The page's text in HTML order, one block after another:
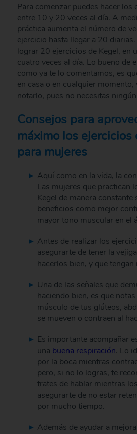
Para comenzar puedes hacer los
entre 10 y 20 veces al día. A
práctica aumenta el número de
ejercicio hasta llegar a 20
lograr 20 ejercicios de Kegel, en
cuatro veces al día. Lo bueno de
como ya te lo comentamos, es
en casa o en cualquier momento,
notarlo, pues no necesitas
Consejos para
máximo los ejercicios
para mujeres
Aquí como en la vida, la
Las mujeres que practican
Kegel de manera
beneficios como mejor
mayor tono muscular en el
Antes de realizar los
asegurarte de tener la
hacerlos bien, y que
Una de las señales que
haciendo bien, es que
músculo de tus glúteos,
se mueven o contraen al
Es importante acompañar
una buena respiración. Lo
por la boca mientras
pero, si no lo logras, te
trates de hablar mientras
asegurarte de no estar
por mucho tiempo.
Además de ayudar a